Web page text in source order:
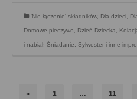
'Nie-łączenie' składników, Dla dzieci,
Domowe pieczywo, Dzień Dziecka,
i nabiał, Śniadanie, Sylwester i inne
« 1 … 11